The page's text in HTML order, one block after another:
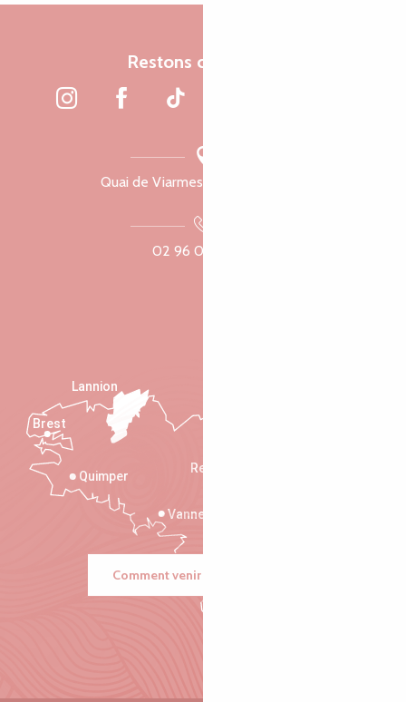
Restons connectés
Quai de Viarmes, 22300 Lannion
02 96 05 60 70
Rennes
Vannes
Quimper
Lannion
Brest
Comment venir ?